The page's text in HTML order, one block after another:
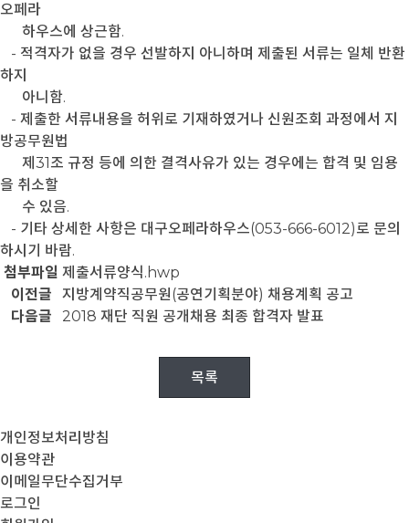
오페라
하우스에 상근함.
- 적격자가 없을 경우 선발하지 아니하며 제출된 서류는 일체 반환
하지
아니함.
- 제출한 서류내용을 허위로 기재하였거나 신원조회 과정에서 지
방공무원법
제31조 규정 등에 의한 결격사유가 있는 경우에는 합격 및 임용
을 취소할
수 있음.
- 기타 상세한 사항은 대구오페라하우스(053-666-6012)로 문의
하시기 바람.
첨부파일 제출서류양식.hwp
이전글
지방계약직공무원(공연기획분야) 채용계획 공고
다음글
2018 재단 직원 공개채용 최종 합격자 발표
목록
개인정보처리방침
이용약관
이메일무단수집거부
로그인